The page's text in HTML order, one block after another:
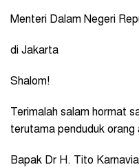
Menteri Dalam Negeri
di Jakarta
Shalom!
Terimalah salam hormat
terutama penduduk orang
Bapak Dr H. Tito